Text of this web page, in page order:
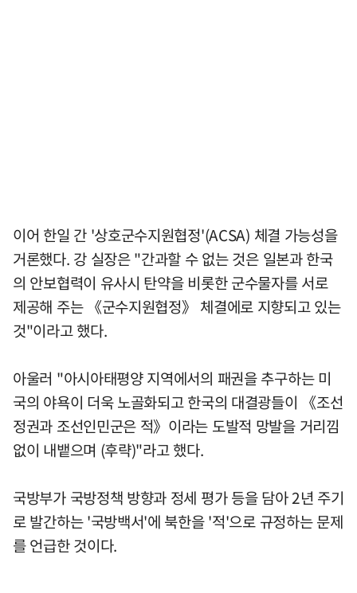
이어 한일 간 '상호군수지원협정'(ACSA) 체결 가능성을
거론했다. 강 실장은 "간과할 수 없는 것은 일본과 한국
의 안보협력이 유사시 탄약을 비롯한 군수물자를 서로
제공해 주는 《군수지원협정》 체결에로 지향되고 있는
것"이라고 했다.
아울러 "아시아태평양 지역에서의 패권을 추구하는 미
국의 야욕이 더욱 노골화되고 한국의 대결광들이 《조선
정권과 조선인민군은 적》이라는 도발적 망발을 거리낌
없이 내뱉으며 (후략)"라고 했다.
국방부가 국방정책 방향과 정세 평가 등을 담아 2년 주기
로 발간하는 '국방백서'에 북한을 '적'으로 규정하는 문제
를 언급한 것이다.